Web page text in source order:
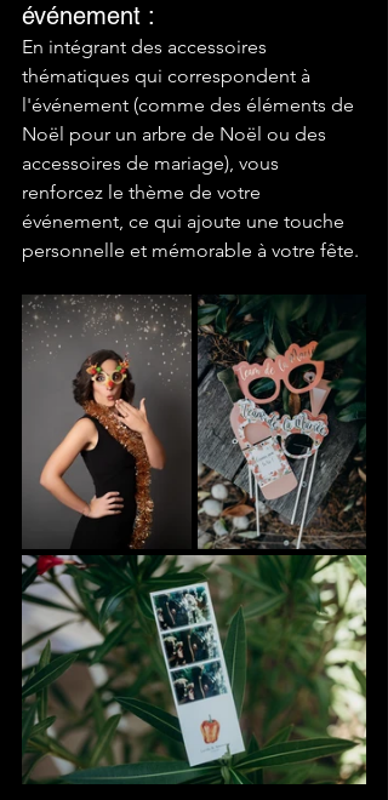
événement :
En intégrant des accessoires
thématiques qui correspondent à
l'événement (comme des éléments de
Noël pour un arbre de Noël ou des
accessoires de mariage), vous
renforcez le thème de votre
événement, ce qui ajoute une touche
personnelle et mémorable à votre fête.